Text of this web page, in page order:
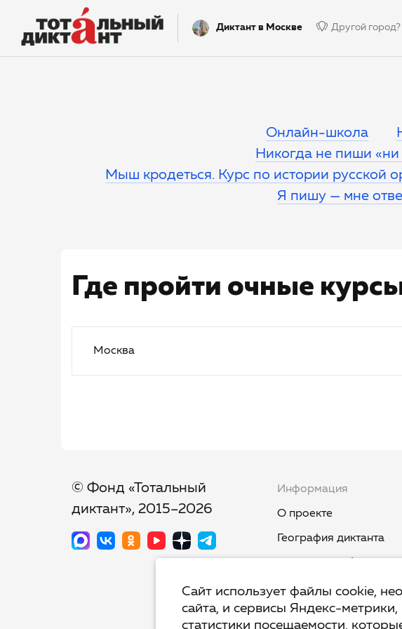
Диктант в Москве Другой город?
Онлайн-школа
Никогда не пиши «ни
Мыш кродеться. Курс по истории русской
Я пишу — мне
Где пройти очные
Москва
© Фонд «Тотальный
диктант», 2015–2026
Информация
О проекте
География диктанта
Тест-квест TruD
Тот.Язык
Сайт использует файлы cookie,
сайта, и сервисы Яндекс-
статистики посещаемости,